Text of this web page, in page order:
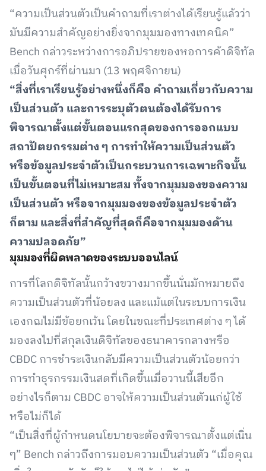
“ความเป็นส่วนตัวเป็นคำถามที่เราต่างได้เรียนรู้แล้วว่า
มันมีความสำคัญอย่างยิ่งจากมุมมองทางเทคนิค”
Bench กล่าวระหว่างการอภิปรายของหอการค้าดิจิทัล
เมื่อวันศุกร์ที่ผ่านมา (13 พฤศจิกายน)
“สิ่งที่เราเรียนรู้อย่างหนึ่งก็คือ คำถามเกี่ยวกับความ
เป็นส่วนตัว และการระบุตัวตนต้องได้รับการ
พิจารณาตั้งแต่ขั้นตอนแรกสุดของการออกแบบ
สถาปัตยกรรมต่าง ๆ การทำให้ความเป็นส่วนตัว
หรือข้อมูลประจำตัวเป็นกระบวนการเฉพาะกิจนั้น
เป็นขั้นตอนที่ไม่เหมาะสม ทั้งจากมุมมองของความ
เป็นส่วนตัว หรือจากมุมมองของข้อมูลประจำตัว
ก็ตาม และสิ่งที่สำคัญที่สุดก็คือจากมุมมองด้าน
ความปลอดภัย”
มุมมองที่ผิดพลาดของระบบออนไลน์
การที่โลกดิจิทัลนั้นกว้างขวางมากขึ้นนั่นมักหมายถึง
ความเป็นส่วนตัวที่น้อยลง และแม้แต่ในระบบการเงิน
เองกฌไม่มีข้อยกเว้น โดยในขณะที่ประเทศต่าง ๆ ได้
มองลงไปที่สกุลเงินดิจิทัลของธนาคารกลางหรือ
CBDC การชำระเงินกลับมีความเป็นส่วนตัวน้อยกว่า
การทำธุรกรรมเงินสดที่เกิดขึ้นเมื่อวานนี้เสียอีก
อย่างไรก็ตาม CBDC อาจให้ความเป็นส่วนตัวแก่ผู้ใช้
หรือไม่ก็ได้
“เป็นสิ่งที่ผู้กำหนดนโยบายจะต้องพิจารณาตั้งแต่เนิ่น
ๆ” Bench กล่าวถึงการมอบความเป็นส่วนตัว “เมื่อคุณ